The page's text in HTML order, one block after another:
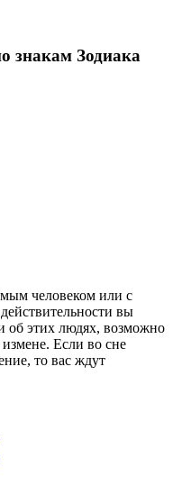
знакам Зодиака
человеком или с
вы
об этих людях, возможно
измене. Если во сне
то вас ждут